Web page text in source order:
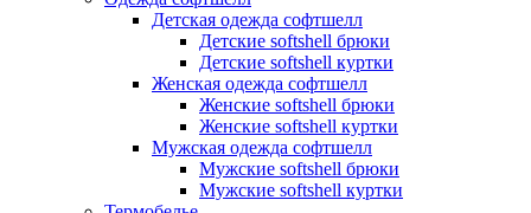
Детская одежда софтшелл
Детские softshell брюки
Детские softshell куртки
Женская одежда софтшелл
Женские softshell брюки
Женские softshell куртки
Мужская одежда софтшелл
Мужские softshell брюки
Мужские softshell куртки